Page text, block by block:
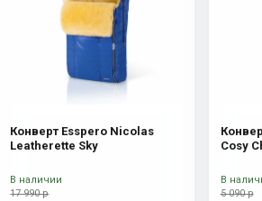
Конверт Esspero Nicolas
Leatherette Sky
17 990 р
В наличии
Cosy
5 090 р
В